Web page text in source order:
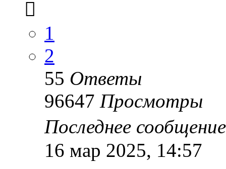
1
2
55 Ответы
96647 Просмотры
Последнее
16 мар 2025, 14:57